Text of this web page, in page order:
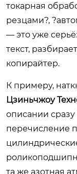
токарная
резцами?,
— это уже
текст,
копирайтер.
К примеру,
Цзиньчжоу
описании сразу
перечисление
та же азотная